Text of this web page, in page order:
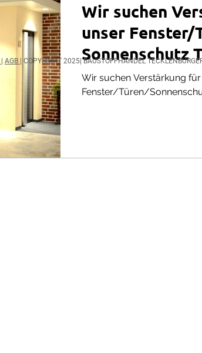
Wir suchen
unser Fenster/
Sonnenschutz
Wir suchen Verstärkung
Fenster/Türen/
| AGB | COPYRIGHT 2025| BAUSTOFFHANDEL